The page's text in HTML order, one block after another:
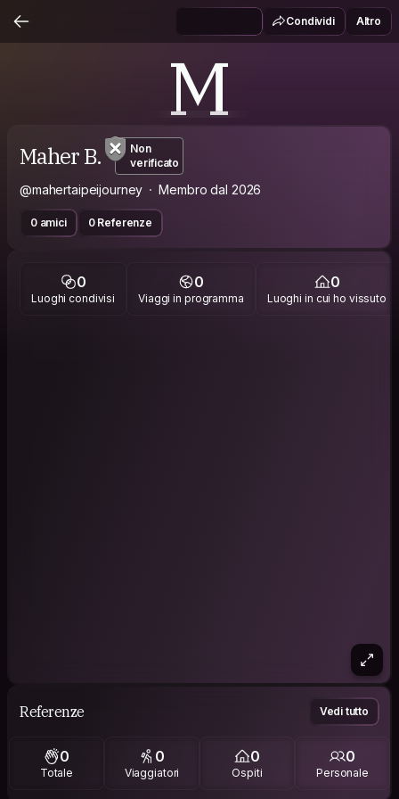
Condividi Altro
M
Maher B.
Non
verificato
@mahertaipeijourney Membro dal 2026
0 amici 0 Referenze
0
Luoghi condivisi
0
Viaggi in programma
0
Luoghi in cui ho vissuto
Referenze Vedi tutto
0
Totale
0
Viaggiatori
0
Ospiti
0
Personale